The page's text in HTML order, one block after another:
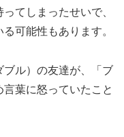
てしまったせいで、
可能性もあります。
ル）の友達が、「ブ
葉に怒っていたこと